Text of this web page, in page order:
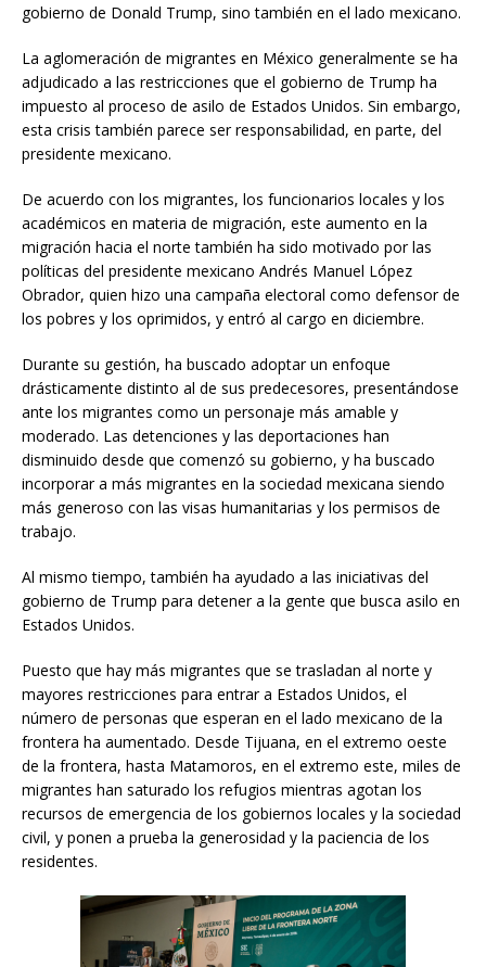
gobierno de Donald Trump, sino también en el lado mexicano.
La aglomeración de migrantes en México generalmente se ha
adjudicado a las restricciones que el gobierno de Trump ha
impuesto al proceso de asilo de Estados Unidos. Sin embargo,
esta crisis también parece ser responsabilidad, en parte, del
presidente mexicano.
De acuerdo con los migrantes, los funcionarios locales y los
académicos en materia de migración, este aumento en la
migración hacia el norte también ha sido motivado por las
políticas del presidente mexicano Andrés Manuel López
Obrador, quien hizo una campaña electoral como defensor de
los pobres y los oprimidos, y entró al cargo en diciembre.
Durante su gestión, ha buscado adoptar un enfoque
drásticamente distinto al de sus predecesores, presentándose
ante los migrantes como un personaje más amable y
moderado. Las detenciones y las deportaciones han
disminuido desde que comenzó su gobierno, y ha buscado
incorporar a más migrantes en la sociedad mexicana siendo
más generoso con las visas humanitarias y los permisos de
trabajo.
Al mismo tiempo, también ha ayudado a las iniciativas del
gobierno de Trump para detener a la gente que busca asilo en
Estados Unidos.
Puesto que hay más migrantes que se trasladan al norte y
mayores restricciones para entrar a Estados Unidos, el
número de personas que esperan en el lado mexicano de la
frontera ha aumentado. Desde Tijuana, en el extremo oeste
de la frontera, hasta Matamoros, en el extremo este, miles de
migrantes han saturado los refugios mientras agotan los
recursos de emergencia de los gobiernos locales y la sociedad
civil, y ponen a prueba la generosidad y la paciencia de los
residentes.